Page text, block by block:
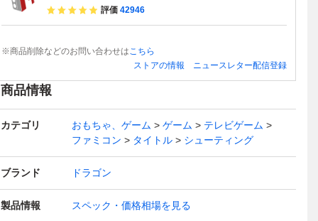
評価 42946
※商品削除などのお問い合わせはこちら
ストアの情報
ニュースレター配信登録
商品情報
カテゴリ おもちゃ、ゲーム ゲーム
テレビゲーム
ファミコン
タイトル シューティング
ブランド ドラゴン
製品情報 スペック・価格相場を見る